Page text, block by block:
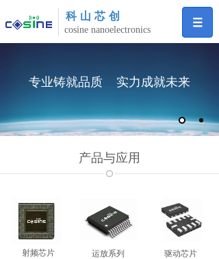
科山芯创
cosine nanoelectronics
专业铸就品质 实力成就未来
产品与应用
射频芯片 驱动芯片
运放系列